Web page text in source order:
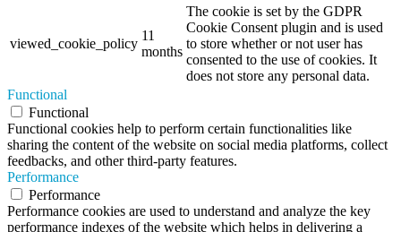
viewed_cookie_policy
11
months
The cookie is set by the GDPR
Cookie Consent plugin and is used
to store whether or not user has
consented to the use of cookies. It
does not store any personal data.
Functional
Functional
Functional cookies help to perform certain functionalities like
sharing the content of the website on social media platforms, collect
feedbacks, and other third-party features.
Performance
Performance
Performance cookies are used to understand and analyze the key
performance indexes of the website which helps in delivering a